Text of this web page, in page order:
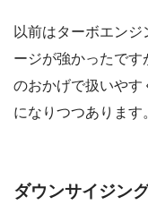
以前はターボエン
ージが強かったで
のおかげで扱いやす
になりつつあります
ダウンサイジン